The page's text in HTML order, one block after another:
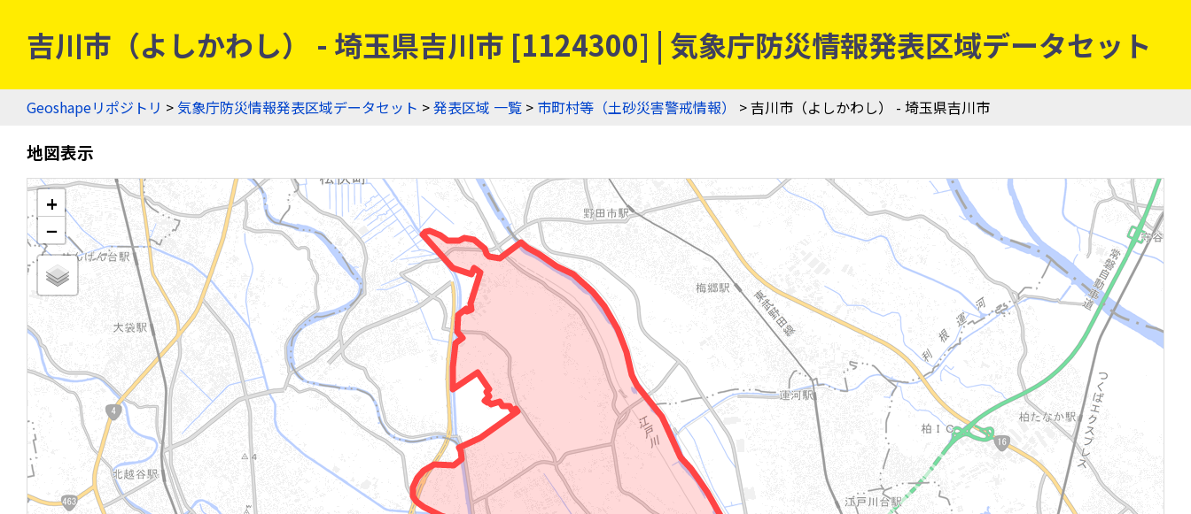
吉川市（よしかわし） - 埼玉県吉川市 [1124300] | 気象庁防災情報発表区域データセット
Geoshapeリポジトリ >気象庁防災情報発表区域データセット >発表区域 一覧 > 市町村等（土砂災害警戒情報） > 吉川市（よしかわし） - 埼玉県吉川市
地図表示
+
−